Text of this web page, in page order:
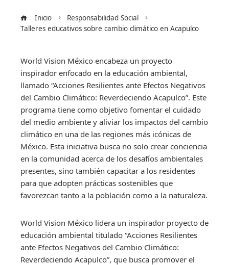
Inicio
Responsabilidad Social
Talleres educativos sobre cambio climático en Acapulco
World Vision México encabeza un proyecto
inspirador enfocado en la educación ambiental,
llamado “Acciones Resilientes ante Efectos Negativos
del Cambio Climático: Reverdeciendo Acapulco”. Este
programa tiene como objetivo fomentar el cuidado
del medio ambiente y aliviar los impactos del cambio
climático en una de las regiones más icónicas de
México. Esta iniciativa busca no solo crear conciencia
en la comunidad acerca de los desafíos ambientales
presentes, sino también capacitar a los residentes
para que adopten prácticas sostenibles que
favorezcan tanto a la población como a la naturaleza.
World Vision México lidera un inspirador proyecto de
educación ambiental titulado “Acciones Resilientes
ante Efectos Negativos del Cambio Climático:
Reverdeciendo Acapulco”, que busca promover el